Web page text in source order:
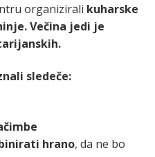
organizirali kuharske
Večina jedi je
sledeče:
hrano, da ne bo